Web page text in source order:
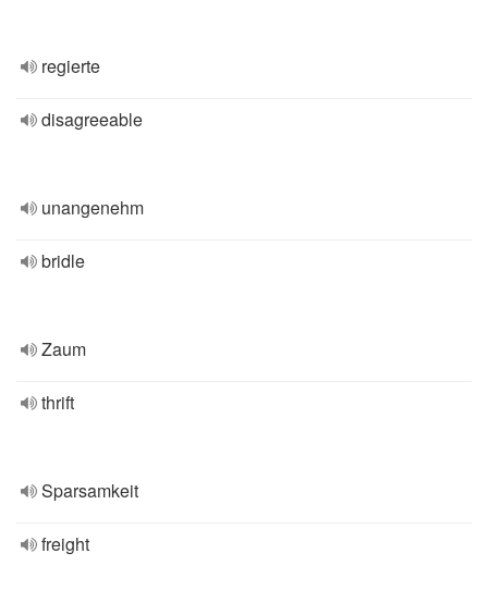
regierte
disagreeable
unangenehm
bridle
Zaum
thrift
Sparsamkeit
freight